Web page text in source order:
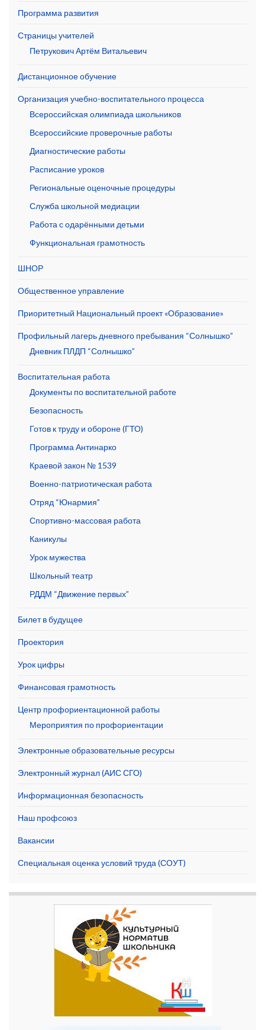
Программа развития
Страницы учителей
Петрукович Артём Витальевич
Дистанционное обучение
Организация учебно-воспитательного процесса
Всероссийская олимпиада школьников
Всероссийские проверочные работы
Диагностические работы
Расписание уроков
Региональные оценочные процедуры
Служба школьной медиации
Работа с одарёнными детьми
Функциональная грамотность
ШНОР
Общественное управление
Приоритетный Национальный проект «Образование»
Профильный лагерь дневного пребывания “Солнышко”
Дневник ПЛДП “Солнышко”
Воспитательная работа
Документы по воспитательной работе
Безопасность
Готов к труду и обороне (ГТО)
Программа Антинарко
Краевой закон № 1539
Военно-патриотическая работа
Отряд “Юнармия”
Спортивно-массовая работа
Каникулы
Урок мужества
Школьный театр
РДДМ “Движение первых”
Билет в будущее
Проектория
Урок цифры
Финансовая грамотность
Центр профориентационной работы
Мероприятия по профориентации
Электронные образовательные ресурсы
Электронный журнал (АИС СГО)
Информационная безопасность
Наш профсоюз
Вакансии
Специальная оценка условий труда (СОУТ)